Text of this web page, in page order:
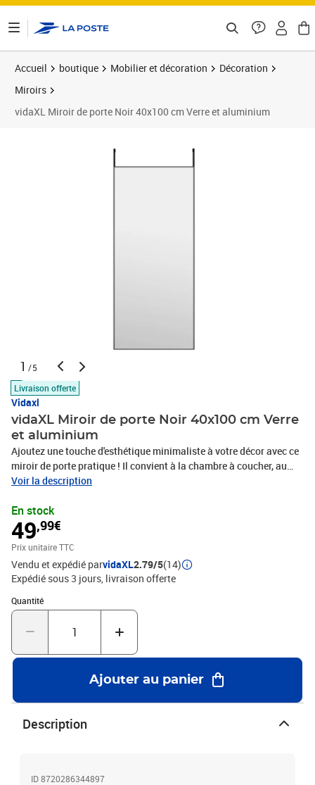
Accueil boutique Mobilier et décoration
Décoration
Miroirs
vidaXL Miroir de porte Noir 40x100 cm Verre et aluminium
1 /5
Livraison offerte
Vidaxl
vidaXL Miroir de porte Noir 40x100 cm Verre
et aluminium
Ajoutez une touche d'esthétique minimaliste à votre décor avec ce
miroir de porte pratique ! Il convient à la chambre à coucher, au
salon, au couloir, partout où un miroir pourrait être nécessaire.
et stabilité.Hauteur réglable : les crochets de porte inclus
permettent différentes hauteurs du haut de la porte pour assurer
une vue parfaite de vous-même.Fonction d'économie d'espace : en
le plaçant sur la porte ou sur le mur, le miroir de dressing avec son
design simple et précis peut aider à économiser de l'espace.Facile
à installer : aucun assemblage requis. Grâce aux deux crochets
inclus, vous pouvez facilement suspendre le miroir mural
classique sur votre porte.Couleur : noirMatériau : aluminium,
verre, métalDimensions : 40 x 100 cm (l x H)Épaisseur du cadre :
livraison contient :1 x miroir de porte2 x crochet
Voir la description
En stock
49,99€
Prix unitaire TTC
Vendu et expédié parvidaXL2.79/5(14)
Expédié sous 3 jours livraison offerte
Quantité
Quantité : 1
Ajouter au panier
Description
ID 8720286344897